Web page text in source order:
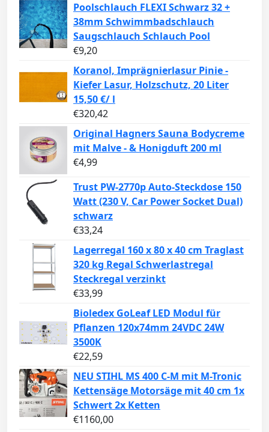
Poolschlauch FLEXI Schwarz 32 +
38mm Schwimmbadschlauch
Saugschlauch Schlauch Pool
€9,20
Koranol, Imprägnierlasur Pinie -
Kiefer Lasur, Holzschutz, 20 Liter
15,50 €/ l
€320,42
Original Hagners Sauna Bodycreme
mit Malve - & Honigduft 200 ml
€4,99
Trust PW-2770p Auto-Steckdose 150
Watt (230 V, Car Power Socket Dual)
schwarz
€33,24
Lagerregal 160 x 80 x 40 cm Traglast
320 kg Regal Schwerlastregal
Steckregal verzinkt
€33,99
Bioledex GoLeaf LED Modul für
Pflanzen 120x74mm 24VDC 24W
3500K
€22,59
NEU STIHL MS 400 C-M mit M-Tronic
Kettensäge Motorsäge mit 40 cm 1x
Schwert 2x Ketten
€1160,00